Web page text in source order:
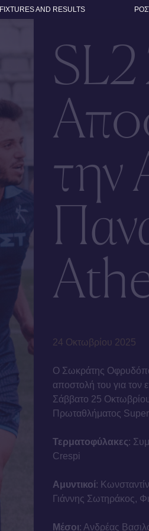
FIXTURES AND RESULTS
την
24 Οκτωβρίου 2025
Ο Σωκράτης
αποστολή του για τον
Σάββατο 25 Οκτωβρίου
Πρωταθλήματος
Τερματοφύλακες:
Crespi
Αμυντικοί:
Γιάννης Σωτηράκος,
Μέσοι: Ανδρέας